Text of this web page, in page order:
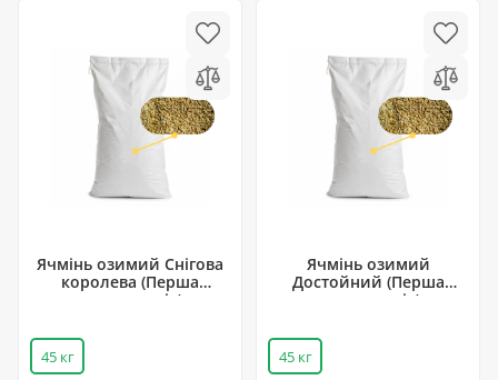
Ячмінь озимий Снігова
королева (Перша
репродукція)
45 кг
Ячмінь озимий
Достойний (Перша
репродукція)
45 кг